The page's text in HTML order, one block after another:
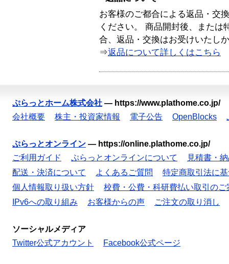
お客様のご都合による返品・交
ください。 商品開封後、または
合、返品・交換はお受けいたし
⇒返品について詳しくはこちら
ぷらっとホーム株式会社 — https://www.plathome.co.jp/
会社概要
株主・投資家情報 電子公告 OpenBlocks
ぷらっとオンライン — https://online.plathome.co.jp/
ご利用ガイド
ぷらっとオンラインについて
見積書・
配送・決済について
よくあるご質問
特定商取引法に
個人情報取り扱い方針
校費・公費・科研費払い取引のご
IPv6への取り組み
お客様からの声 ご注文の取り消し
ソーシャルメディア
Twitter公式アカウント
Facebook公式ページ